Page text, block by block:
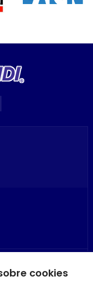
cookies